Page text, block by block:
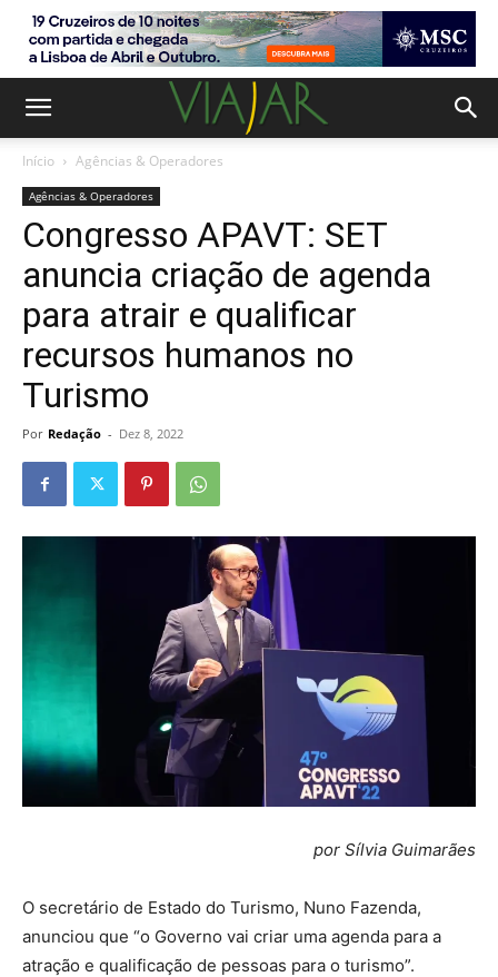
Início Agências & Operadores
Agências & Operadores
Congresso APAVT: SET
anuncia criação de agenda
para atrair e qualificar
recursos humanos no
Turismo
Por Redação - Dez 8, 2022
por Sílvia Guimarães
O secretário de Estado do Turismo, Nuno Fazenda,
anunciou que “o Governo vai criar uma agenda para a
atração e qualificação de pessoas para o turismo”.